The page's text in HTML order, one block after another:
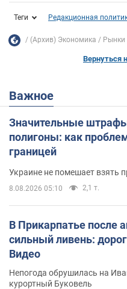
Теги Редакционная
(Архив) Экономика Рынки
Вернуться
Важное
Значительные
полигоны: как
границей
Украине не помешает взять
8.08.2026 05:10 2,1 т.
В Прикарпатье после
сильный ливень:
Видео
Непогода обрушилась на
курортный Буковель